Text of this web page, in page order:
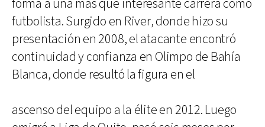
forma a una más que interesante carrera como
futbolista. Surgido en River, donde hizo su
presentación en 2008, el atacante encontró
continuidad y confianza en Olimpo de Bahía
Blanca, donde resultó la figura en el
ascenso del equipo a la élite en 2012. Luego